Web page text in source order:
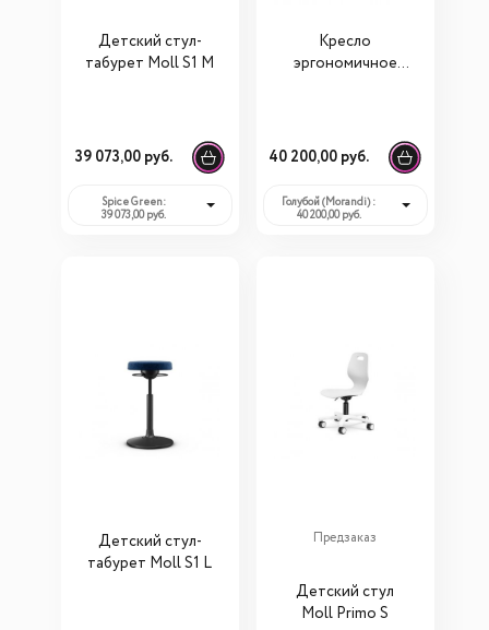
Детский стул-
табурет Moll S1 М
39 073,00 руб.
Spice Green:
39 073,00 руб.
Кресло
эргономичное
40 200,00 руб.
Голубой (Morandi) :
40 200,00 руб.
Детский стул-
табурет Moll S1 L
Предзаказ
Детский стул
Moll Primo S